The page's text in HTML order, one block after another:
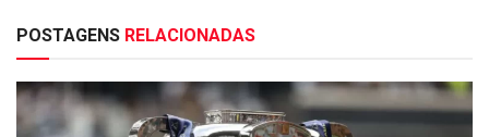
POSTAGENS RELACIONADAS